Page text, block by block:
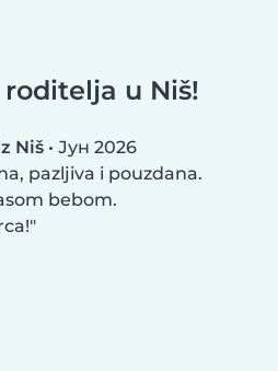
u Niš!
Niš • Јун 2026
pazljiva i pouzdana.
bebom.